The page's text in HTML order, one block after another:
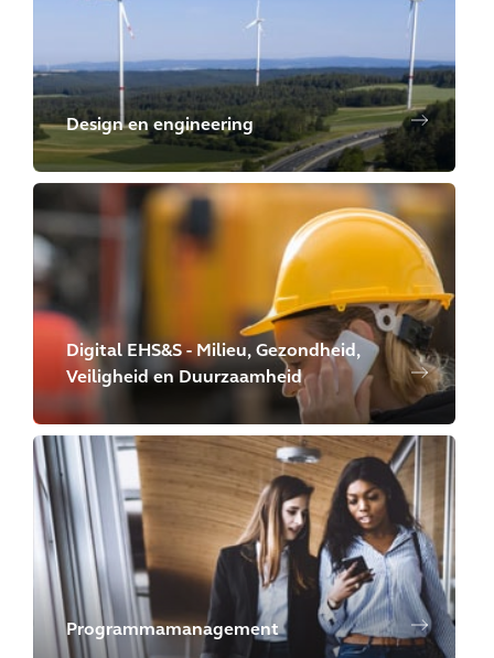
Design en engineering
Digital EHS&S - Milieu, Gezondheid,
Veiligheid en Duurzaamheid
Programmamanagement